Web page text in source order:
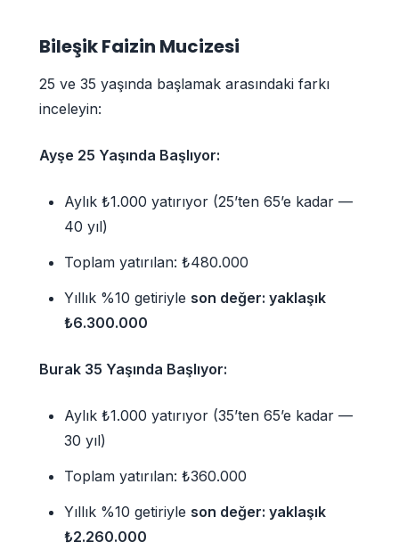
Bileşik Faizin Mucizesi
25 ve 35 yaşında başlamak arasındaki farkı
inceleyin:
Ayşe 25 Yaşında Başlıyor:
Aylık ₺1.000 yatırıyor (25’ten 65’e kadar —
40 yıl)
Toplam yatırılan: ₺480.000
Yıllık %10 getiriyle son değer: yaklaşık
₺6.300.000
Burak 35 Yaşında Başlıyor:
Aylık ₺1.000 yatırıyor (35’ten 65’e kadar —
30 yıl)
Toplam yatırılan: ₺360.000
Yıllık %10 getiriyle son değer: yaklaşık
₺2.260.000